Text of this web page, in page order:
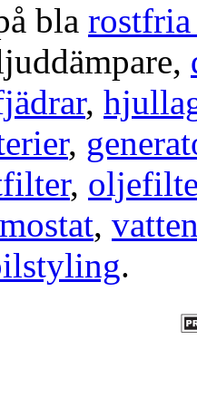
bla rostfria
,
,
,
,
.